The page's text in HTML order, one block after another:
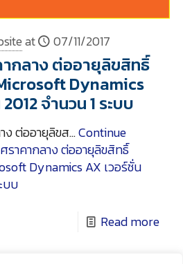
at 07/11/2017
ากลาง ต่ออายุลิขสิทธิ์
Dynamics
จำนวน 1 ระบบ
ง ต่ออายุลิขส…Continue
ราคากลาง ต่ออายุลิขสิทธิ์
Dynamics AX เวอร์ชั่น
บบ
Read more